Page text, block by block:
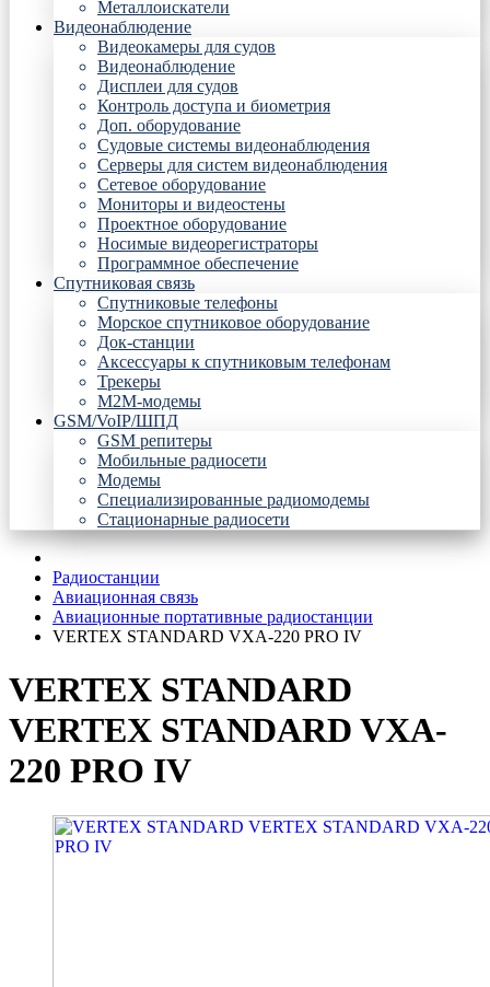
Металлоискатели
Видеонаблюдение
Видеокамеры для судов
Видеонаблюдение
Дисплеи для судов
Контроль доступа и биометрия
Доп. оборудование
Судовые системы видеонаблюдения
Серверы для систем видеонаблюдения
Сетевое оборудование
Мониторы и видеостены
Проектное оборудование
Носимые видеорегистраторы
Программное обеспечение
Спутниковая связь
Спутниковые телефоны
Морское спутниковое оборудование
Док-станции
Аксессуары к спутниковым телефонам
Трекеры
М2М-модемы
GSM/VoIP/ШПД
GSM репитеры
Мобильные радиосети
Модемы
Специализированные радиомодемы
Стационарные радиосети
Радиостанции
Авиационная связь
Авиационные портативные радиостанции
VERTEX STANDARD VXA-220 PRO IV
VERTEX STANDARD
VERTEX STANDARD VXA-
220 PRO IV